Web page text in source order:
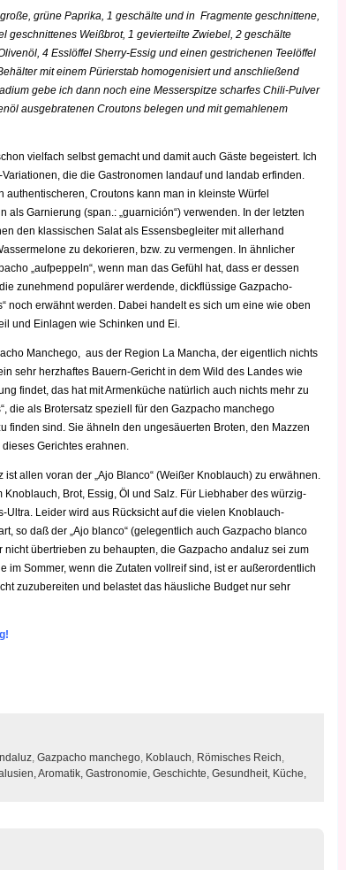
grüne Paprika, 1 geschälte und in Fragmente geschnittene,
geschnittenes Weißbrot, 1 gevierteilte Zwiebel, 2 geschälte
4 Esslöffel Sherry-Essig und einen gestrichenen Teelöffel
mit einem Pürierstab homogenisiert und anschließend
gebe ich dann noch eine Messerspitze scharfes Chili-Pulver
ausgebratenen Croutons belegen und mit gemahlenem
vielfach selbst gemacht und damit auch Gäste begeistert. Ich
die die Gastronomen landauf und landab erfinden.
Croutons kann man in kleinste Würfel
Garnierung (span.: „guarnición“) verwenden. In der letzten
den klassischen Salat als Essensbegleiter mit allerhand
zu dekorieren, bzw. zu vermengen. In ähnlicher
„aufpeppeln“, wenn man das Gefühl hat, dass er dessen
zunehmend populärer werdende, dickflüssige Gazpacho-
noch erwähnt werden. Dabei handelt es sich um eine wie oben
und Einlagen wie Schinken und Ei.
Manchego, aus der Region La Mancha, der eigentlich nichts
sehr herzhaftes Bauern-Gericht in dem Wild des Landes wie
findet, das hat mit Armenküche natürlich auch nichts mehr zu
die als Brotersatz speziell für den Gazpacho manchego
finden sind. Sie ähneln den ungesäuerten Broten, den Mazzen
Gerichtes erahnen.
allen voran der „Ajo Blanco“ (Weißer Knoblauch) zu erwähnen.
Brot, Essig, Öl und Salz. Für Liebhaber des würzig-
Leider wird aus Rücksicht auf die vielen Knoblauch-
so daß der „Ajo blanco“ (gelegentlich auch Gazpacho blanco
übertrieben zu behaupten, die Gazpacho andaluz sei zum
im Sommer, wenn die Zutaten vollreif sind, ist er außerordentlich
zuzubereiten und belastet das häusliche Budget nur sehr
, Gazpacho manchego, Koblauch, Römisches Reich,
Aromatik, Gastronomie, Geschichte, Gesundheit, Küche,